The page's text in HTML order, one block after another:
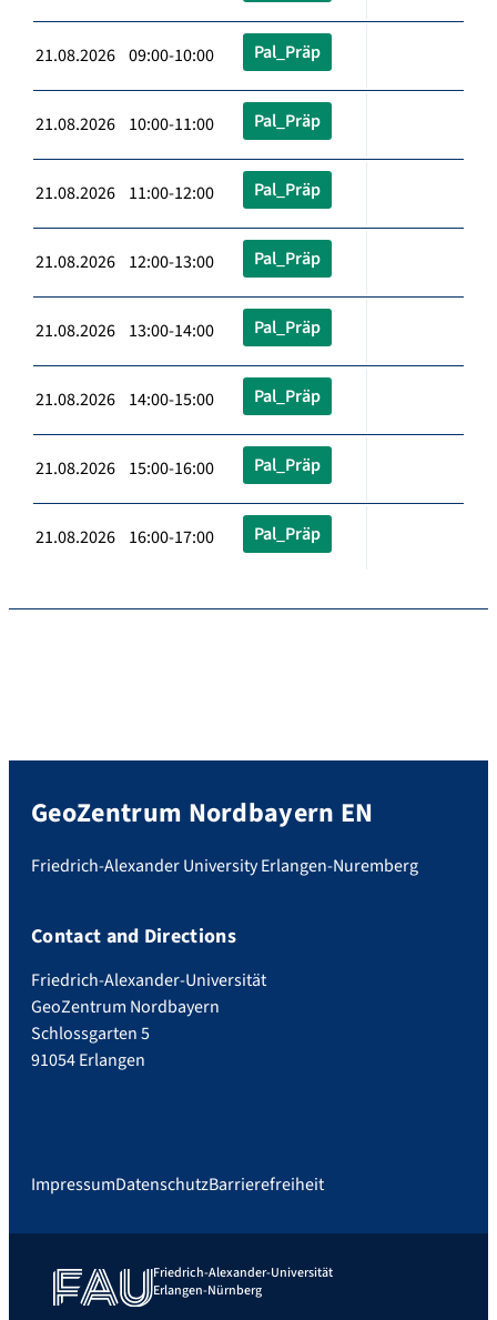
21.08.2026 09:00-10:00 Pal_Präp
21.08.2026 10:00-11:00 Pal_Präp
21.08.2026 11:00-12:00 Pal_Präp
21.08.2026 12:00-13:00 Pal_Präp
21.08.2026 13:00-14:00 Pal_Präp
21.08.2026 14:00-15:00 Pal_Präp
21.08.2026 15:00-16:00 Pal_Präp
21.08.2026 16:00-17:00 Pal_Präp
GeoZentrum Nordbayern EN
Friedrich-Alexander University Erlangen-Nuremberg
Contact and Directions
Friedrich-Alexander-Universität
GeoZentrum Nordbayern
Schlossgarten 5
91054 Erlangen
ImpressumDatenschutzBarrierefreiheit
Friedrich-Alexander-Universität
Erlangen-Nürnberg